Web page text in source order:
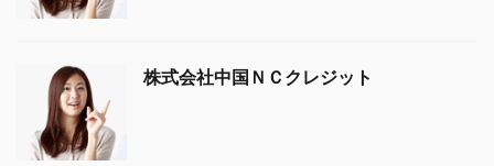
株式会社中国ＮＣクレジット